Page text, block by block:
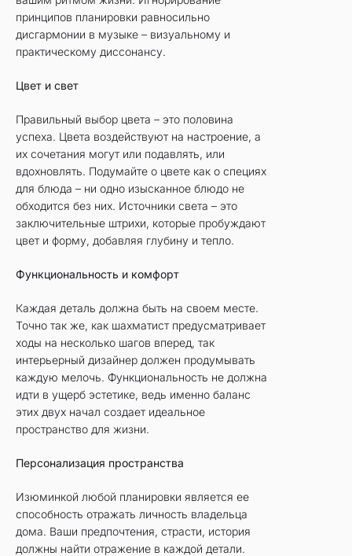
принципов планировки равносильно
дисгармонии в музыке – визуальному и
практическому диссонансу.
Цвет и свет
Правильный выбор цвета – это половина
успеха. Цвета воздействуют на настроение, а
их сочетания могут или подавлять, или
вдохновлять. Подумайте о цвете как о специях
для блюда – ни одно изысканное блюдо не
обходится без них. Источники света – это
заключительные штрихи, которые пробуждают
цвет и форму, добавляя глубину и тепло.
Функциональность и комфорт
Каждая деталь должна быть на своем месте.
Точно так же, как шахматист предусматривает
ходы на несколько шагов вперед, так
интерьерный дизайнер должен продумывать
каждую мелочь. Функциональность не должна
идти в ущерб эстетике, ведь именно баланс
этих двух начал создает идеальное
пространство для жизни.
Персонализация пространства
Изюминкой любой планировки является ее
способность отражать личность владельца
дома. Ваши предпочтения, страсти, история
должны найти отражение в каждой детали.